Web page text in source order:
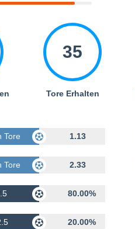
35
Tore Erhalten
Tore Geschossen 1.13
Erhalten 2.33
80.00%
20.00%